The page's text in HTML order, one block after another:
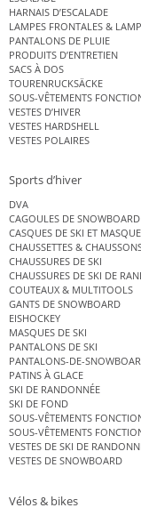
HARNAIS D’ESCALADE
LAMPES FRONTALES &
PANTALONS DE PLUIE
PRODUITS D’ENTRETIEN
SACS À DOS
TOURENRUCKSÄCKE
SOUS-VÊTEMENTS
VESTES D’HIVER
VESTES HARDSHELL
VESTES POLAIRES
Sports d’hiver
DVA
CAGOULES DE SNOWBOARD
CASQUES DE SKI ET
CHAUSSETTES &
CHAUSSURES DE SKI
CHAUSSURES DE SKI DE
COUTEAUX & MULTITOOLS
GANTS DE SNOWBOARD
EISHOCKEY
MASQUES DE SKI
PANTALONS DE SKI
PANTALONS-DE-
PATINS À GLACE
SKI DE RANDONNÉE
SKI DE FOND
SOUS-VÊTEMENTS
SOUS-VÊTEMENTS
VESTES DE SKI DE
VESTES DE SNOWBOARD
Vélos & bikes